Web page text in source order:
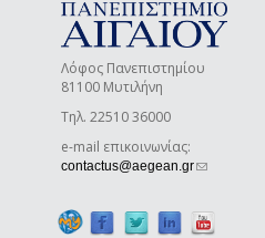
Λόφος Πανεπιστημίου
81100 Μυτιλήνη
Τηλ. 22510 36000
e-mail επικοινωνίας:
contactus@aegean.gr(link sends